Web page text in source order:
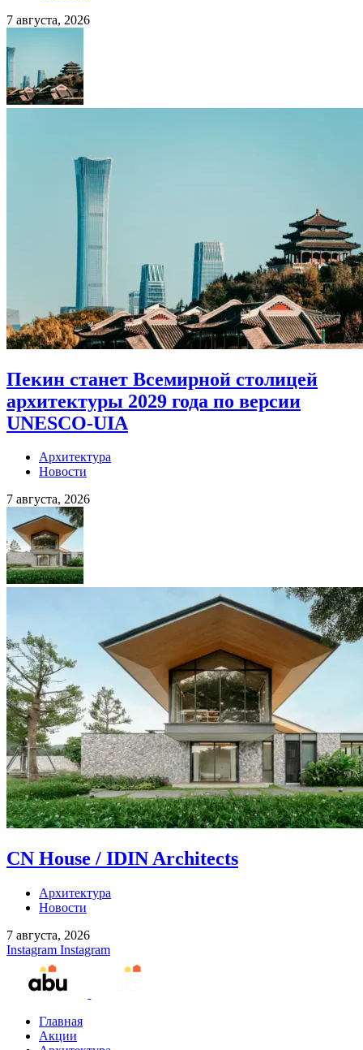
7 августа, 2026
Пекин станет Всемирной столицей
архитектуры 2029 года по версии
UNESCO-UIA
Архитектура
Новости
7 августа, 2026
CN House / IDIN Architects
Архитектура
Новости
7 августа, 2026
Instagram Instagram
Главная
Акции